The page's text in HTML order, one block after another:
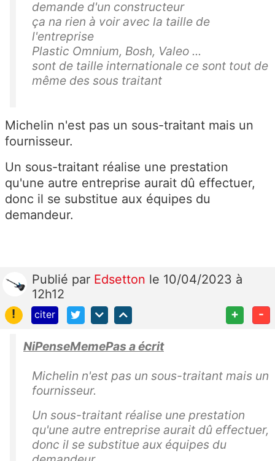
demande d'un constructeur
ça na rien à voir avec la taille de
l'entreprise
Plastic Omnium, Bosh, Valeo ...
sont de taille internationale ce sont tout de
même des sous traitant
Michelin n'est pas un sous-traitant mais un
fournisseur.
Un sous-traitant réalise une prestation
qu'une autre entreprise aurait dû effectuer,
donc il se substitue aux équipes du
demandeur.
Publié par Edsetton le 10/04/2023 à
12h12
!
citer + -
NiPenseMemePas a écrit
Michelin n'est pas un sous-traitant mais un
fournisseur.
Un sous-traitant réalise une prestation
qu'une autre entreprise aurait dû effectuer,
donc il se substitue aux équipes du